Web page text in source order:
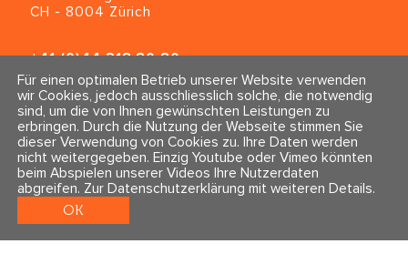
CH - 8004 Zürich
+41 (0)44 218 80 80
info@traumahealing.ch
info@polarity.se
Kontakt & Info
Newsletter
Impressum & Datenschutz
AGBs
Folge uns